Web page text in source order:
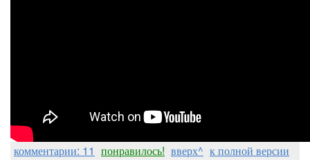
комментарии: 11 понравилось! вверх^ к полной версии